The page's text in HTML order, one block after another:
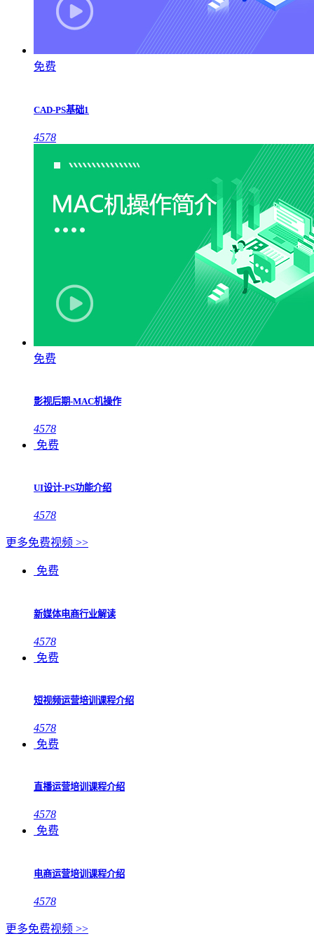
免费
CAD-PS基础1
4578
免费
影视后期-MAC机操作
4578
免费
UI设计-PS功能介绍
4578
更多免费视频 >>
免费
新媒体电商行业解读
4578
免费
短视频运营培训课程介绍
4578
免费
直播运营培训课程介绍
4578
免费
电商运营培训课程介绍
4578
更多免费视频 >>